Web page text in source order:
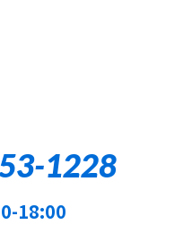
1228
18:00